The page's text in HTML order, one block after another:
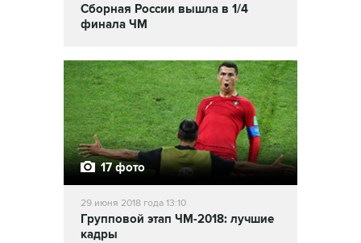
Сборная России вышла в 1/4
финала ЧМ
17 фото
29 июня 2018 года 13:10
Групповой этап ЧМ-2018: лучшие
кадры